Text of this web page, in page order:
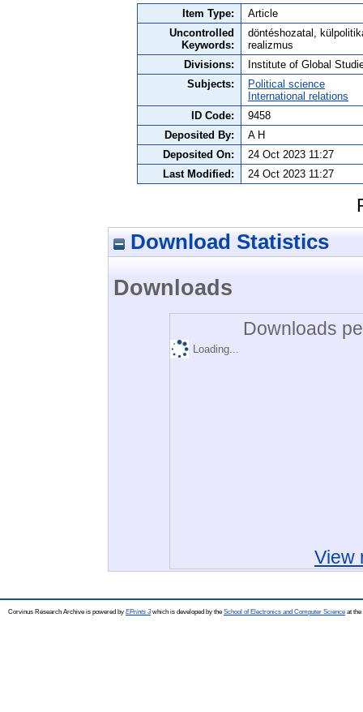
Item Type:
Article
Uncontrolled
Keywords:
döntéshozatal,
realizmus
Divisions:
Institute of Global
Subjects:
Political science
International relations
ID Code:
9458
Deposited By:
A H
Deposited On:
24 Oct 2023 11:27
Last Modified:
24 Oct 2023 11:27
Download Statistics
Downloads
Downloads
Loading...
View
Corvinus Research Archive is powered by EPrints 3which is developed by the School of Electronics and Computer Science at